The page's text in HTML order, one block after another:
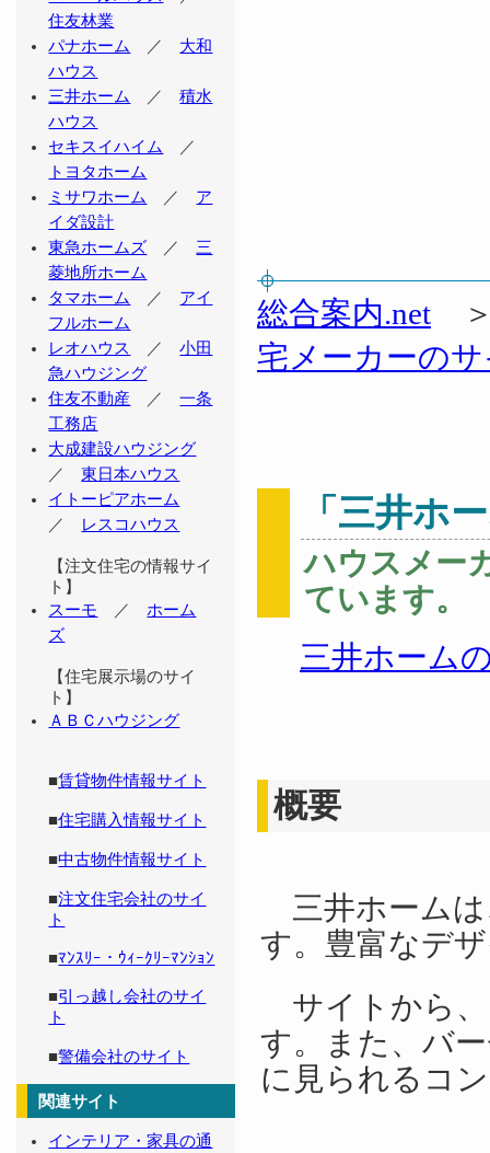
総合案内.net
宅メーカーの
「三井ホ
ハウスメー
ています。
三井ホーム
概要
三井ホームは
す。豊富なデ
サイトから、
す。また、バ
に見られるコ
住友林業
パナホーム
／ 大和
ハウス
三井ホーム
／積水
ハウス
セキスイハイム
／
トヨタホーム
ミサワホーム
／ ア
イダ設計
東急ホームズ ／ 三
菱地所ホーム
タマホーム
／ アイ
フルホーム
レオハウス
／小田
急ハウジング
住友不動産 ／一条
工務店
大成建設ハウジング
／東日本ハウス
イトーピアホーム
／ レスコハウス
【注文住宅の情報サイ
ト】
スーモ ／ ホーム
ズ
【住宅展示場のサイ
ト】
ＡＢＣハウジング
■賃貸物件情報サイト
■住宅購入情報サイト
■中古物件情報サイト
■注文住宅会社のサイ
ト
■ﾏﾝｽﾘｰ・ｳｨｰｸﾘｰﾏﾝｼｮﾝ
■引っ越し会社のサイ
ト
■警備会社のサイト
関連サイト
インテリア・家具の通